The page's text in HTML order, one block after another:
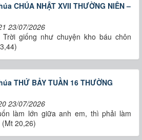
CHÚA NHẬT XVII THƯỜNG NIÊN –
23/07/2026
Trời giống như chuyện kho báu chôn
THỨ BẢY TUẦN 16 THƯỜNG
23/07/2026
làm lớn giữa anh em, thì phải làm
(Mt 20,26)